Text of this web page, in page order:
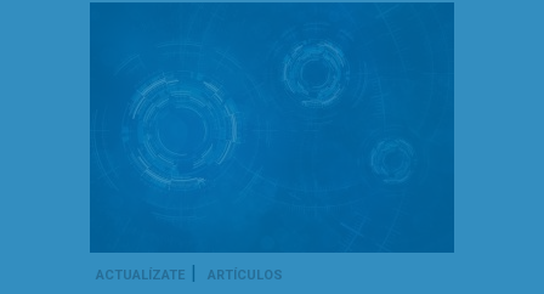
ACTUALÍZATE | ARTÍCULOS